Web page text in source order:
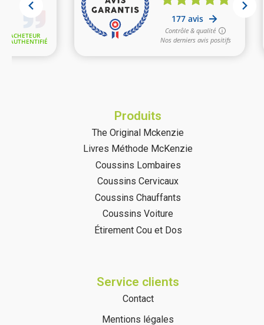
Produits
The Original Mckenzie
Livres Méthode McKenzie
Coussins Lombaires
Coussins Cervicaux
Coussins Chauffants
Coussins Voiture
Étirement Cou et Dos
Service clients
Contact
Mentions légales